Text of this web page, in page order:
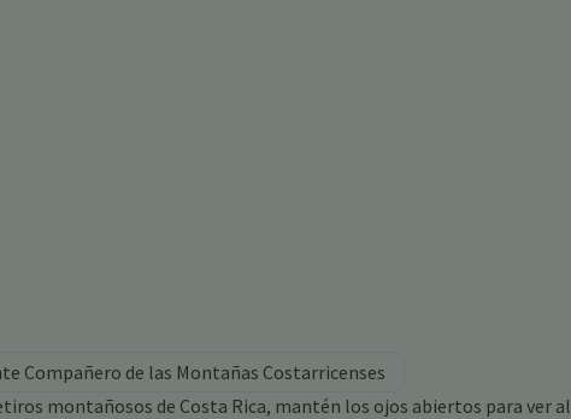
Compañero de las Montañas Costarricenses
montañosos de Costa Rica, mantén los ojos abiertos para ver al